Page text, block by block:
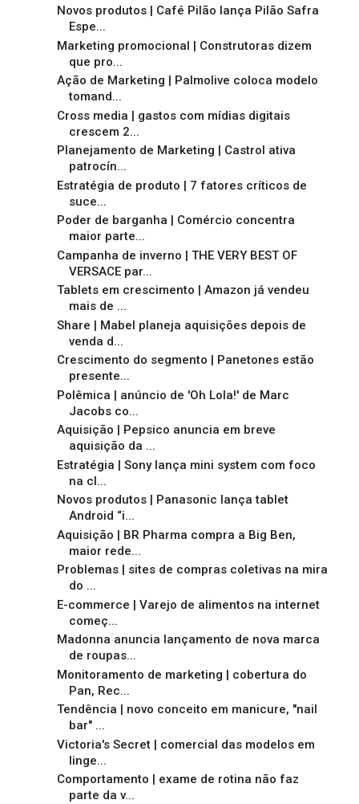
Novos produtos | Café Pilão lança Pilão Safra
Espe...
Marketing promocional | Construtoras dizem
que pro...
Ação de Marketing | Palmolive coloca modelo
tomand...
Cross media | gastos com mídias digitais
crescem 2...
Planejamento de Marketing | Castrol ativa
patrocín...
Estratégia de produto | 7 fatores críticos de
suce...
Poder de barganha | Comércio concentra
maior parte...
Campanha de inverno | THE VERY BEST OF
VERSACE par...
Tablets em crescimento | Amazon já vendeu
mais de ...
Share | Mabel planeja aquisições depois de
venda d...
Crescimento do segmento | Panetones estão
presente...
Polêmica | anúncio de 'Oh Lola!' de Marc
Jacobs co...
Aquisição | Pepsico anuncia em breve
aquisição da ...
Estratégia | Sony lança mini system com foco
na cl...
Novos produtos | Panasonic lança tablet
Android “i...
Aquisição | BR Pharma compra a Big Ben,
maior rede...
Problemas | sites de compras coletivas na mira
do ...
E-commerce | Varejo de alimentos na internet
começ...
Madonna anuncia lançamento de nova marca
de roupas...
Monitoramento de marketing | cobertura do
Pan, Rec...
Tendência | novo conceito em manicure, "nail
bar" ...
Victoria's Secret | comercial das modelos em
linge...
Comportamento | exame de rotina não faz
parte da v...